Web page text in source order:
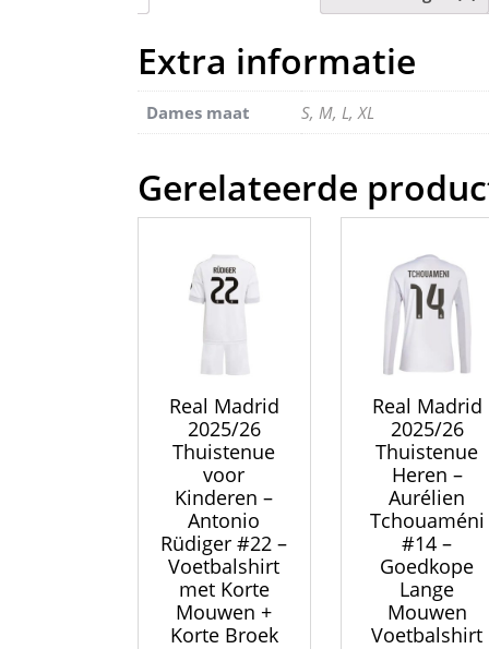
Extra informatie
Dames maat S, M, L, XL
Gerelateerde
Real Madrid
2025/26
Thuistenue
voor
Kinderen –
Antonio
Rüdiger #22 –
Voetbalshirt
met Korte
Mouwen +
Korte Broek
Real Madrid
2025/26
Thuistenue
Heren –
Aurélien
Tchouaméni
#14 –
Goedkope
Lange
Mouwen
Voetbalshirt